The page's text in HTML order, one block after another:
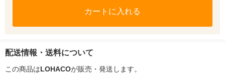
カートに入れる
配送情報・送料について
この商品はLOHACOが販売・発送します。